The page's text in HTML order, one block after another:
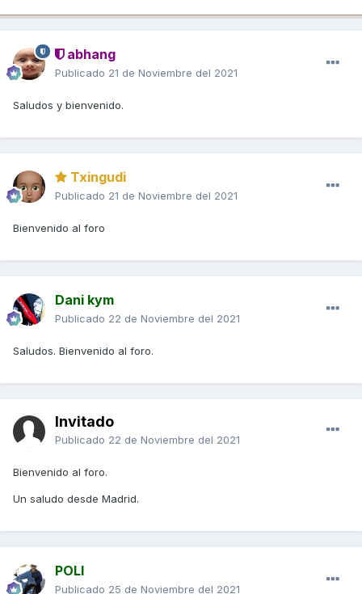
abhang
Publicado 21 de Noviembre del 2021
Saludos y bienvenido.
Txingudi
Publicado 21 de Noviembre del 2021
Bienvenido al foro
Dani kym
Publicado 22 de Noviembre del 2021
Saludos. Bienvenido al foro.
Invitado
Publicado 22 de Noviembre del 2021
Bienvenido al foro.
Un saludo desde Madrid.
POLI
Publicado 25 de Noviembre del 2021